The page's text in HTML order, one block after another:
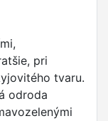
pri
tvaru.
odroda